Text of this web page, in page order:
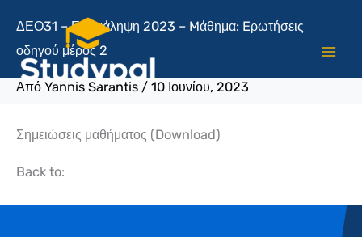
στο
περιεχόμενο
ΔΕΟ31 – Επανάληψη 2023 – Mάθημα: Eρωτήσεις
οδηγού μέρος 2
Από Yannis Sarantis / 10 Ιουνίου, 2023
Σημειώσεις μαθήματος (Download)
Back to: